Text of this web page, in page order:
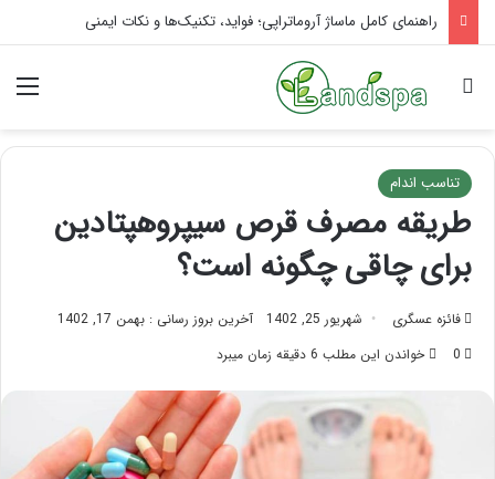
تاثیر ماساژ بر افسردگی؛ با ماساژ درمانی افسردگی را درمان کنید!
جستجو برای
تناسب اندام
طریقه مصرف قرص سیپروهپتادین
برای چاقی چگونه است؟
فائزه عسگری شهریور 25, 1402
آخرین بروز رسانی : بهمن 17, 1402
0
خواندن این مطلب 6 دقیقه زمان میبرد